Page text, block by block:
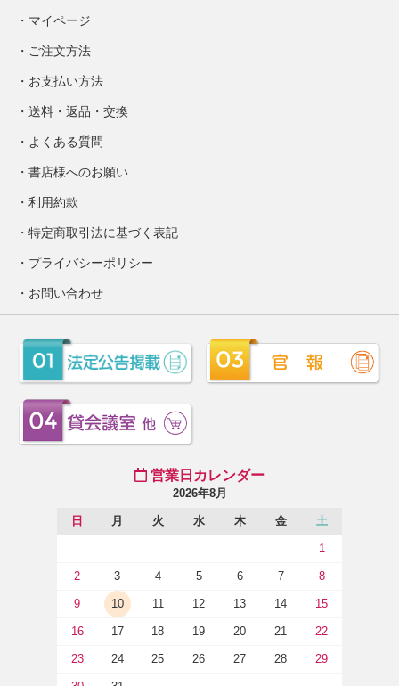
マイページ
ご注文方法
お支払い方法
送料・返品・交換
よくある質問
書店様へのお願い
利用約款
特定商取引法に基づく表記
プライバシーポリシー
お問い合わせ
営業日カレンダー
2026年8月
日 月 火 水 木 金 土
1
2 3 4 5 6 7 8
9 10 11 12 13 14 15
16 17 18 19 20 21 22
23 24 25 26 27 28 29